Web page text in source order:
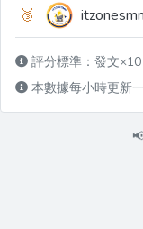
🥉
評分標準：發文
本數據每小時更新